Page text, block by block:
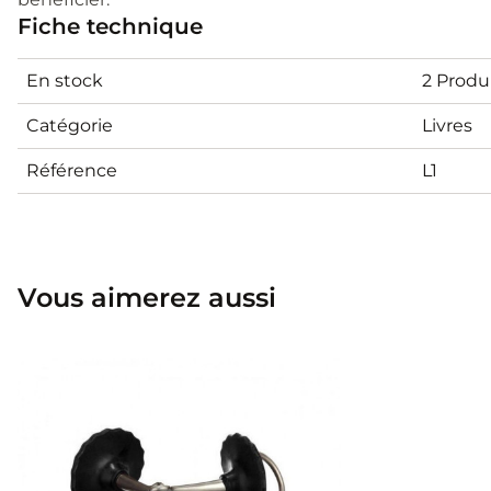
Fiche technique
En stock 2
Catégorie Livres
Référence L1
Vous aimerez aussi